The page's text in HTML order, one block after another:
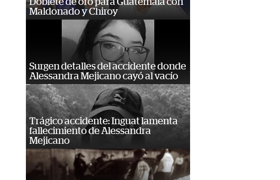
Maldonado y Chiroy
Surgen detalles del accidente donde
Alessandra Mejicano cayó al vacío
Trágico accidente: Inguat lamenta
fallecimiento de Alessandra
Mejicano